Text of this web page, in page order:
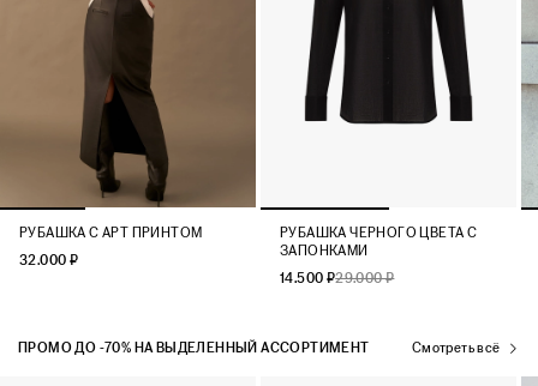
РУБАШКА С АРТ ПРИНТОМ
32.000 ₽
РУБАШКА ЧЕРНОГО ЦВЕТА С
ЗАПОНКАМИ
14.500 ₽29.000 ₽
ПРОМО ДО -70% НА ВЫДЕЛЕННЫЙ АССОРТИМЕНТ Смотреть всё